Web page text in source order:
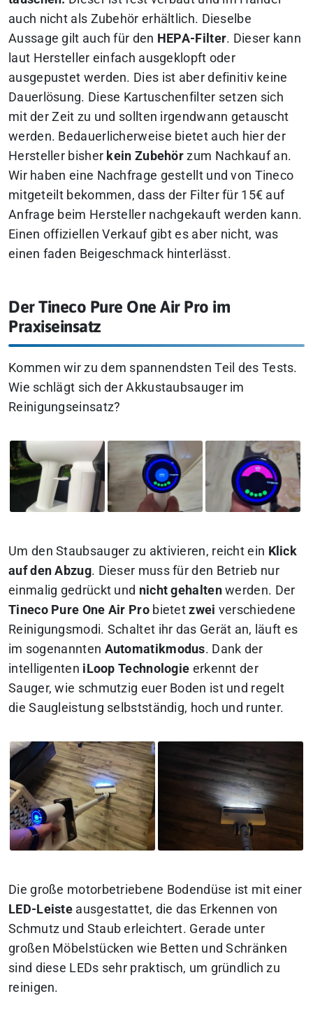
auch nicht als Zubehör erhältlich. Dieselbe
Aussage gilt auch für den HEPA-Filter. Dieser kann
laut Hersteller einfach ausgeklopft oder
ausgepustet werden. Dies ist aber definitiv keine
Dauerlösung. Diese Kartuschenfilter setzen sich
mit der Zeit zu und sollten irgendwann getauscht
werden. Bedauerlicherweise bietet auch hier der
Hersteller bisher kein Zubehör zum Nachkauf an.
Wir haben eine Nachfrage gestellt und von Tineco
mitgeteilt bekommen, dass der Filter für 15€ auf
Anfrage beim Hersteller nachgekauft werden kann.
Einen offiziellen Verkauf gibt es aber nicht, was
einen faden Beigeschmack hinterlässt.
Der Tineco Pure One Air Pro im
Praxiseinsatz
Kommen wir zu dem spannendsten Teil des Tests.
Wie schlägt sich der Akkustaubsauger im
Reinigungseinsatz?
Um den Staubsauger zu aktivieren, reicht ein Klick
auf den Abzug. Dieser muss für den Betrieb nur
einmalig gedrückt und nicht gehaltenwerden. Der
Tineco Pure One Air Probietetzwei verschiedene
Reinigungsmodi. Schaltet ihr das Gerät an, läuft es
im sogenannten Automatikmodus. Dank der
intelligenten iLoop Technologie erkennt der
Sauger, wie schmutzig euer Boden ist und regelt
die Saugleistung selbstständig, hoch und runter.
Die große motorbetriebene Bodendüse ist mit einer
LED-Leiste ausgestattet, die das Erkennen von
Schmutz und Staub erleichtert. Gerade unter
großen Möbelstücken wie Betten und Schränken
sind diese LEDs sehr praktisch, um gründlich zu
reinigen.